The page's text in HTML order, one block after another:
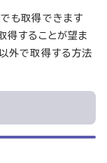
も取得できます
得することが望ま
外で取得する方法